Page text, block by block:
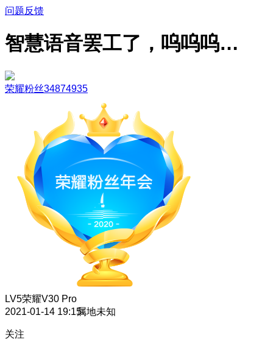
问题反馈
智慧语音罢工了，呜呜呜…
荣耀粉丝34874935
LV5荣耀V30 Pro
2021-01-14 19:15属地未知
关注